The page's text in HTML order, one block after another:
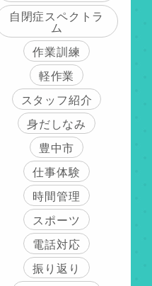
自閉症スペクトラ
ム
作業訓練
軽作業
スタッフ紹介
身だしなみ
豊中市
仕事体験
時間管理
スポーツ
電話対応
振り返り